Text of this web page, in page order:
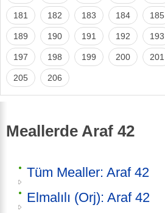
181 182 183 184 185
189 190 191 192 193
197 198 199 200 201
205 206
Meallerde Araf 42
Tüm Mealler: Araf 42
Elmalılı (Orj): Araf 42